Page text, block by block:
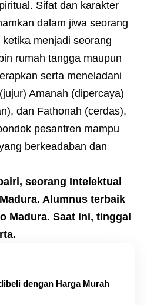
Sifat dan karakter
dalam jiwa seorang
menjadi seorang
rumah tangga maupun
serta meneladani
Amanah (dipercaya)
dan Fathonah (cerdas),
pesantren mampu
berkeadaban dan
seorang Intelektual
Alumnus terbaik
Madura. Saat ini, tinggal
dengan Harga Murah